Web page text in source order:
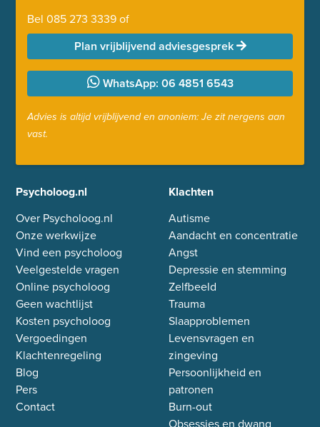
Bel 085 273 3339of
Plan vrijblijvend adviesgesprek
WhatsApp: 06 4851 6543
Advies is altijd vrijblijvend en anoniem: Je zit nergens aan
vast.
Psycholoog.nl
Over Psycholoog.nl
Onze werkwijze
Vind een psycholoog
Veelgestelde vragen
Online psycholoog
Geen wachtlijst
Kosten psycholoog
Vergoedingen
Klachtenregeling
Blog
Pers
Contact
Klachten
Autisme
Aandacht en concentratie
Angst
Depressie en stemming
Zelfbeeld
Trauma
Slaapproblemen
Levensvragen en
zingeving
Persoonlijkheid en
patronen
Burn-out